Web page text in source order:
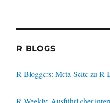
R BLOGS
R Bloggers: Meta-Seite zu R
R Weekly: Ausführlicher